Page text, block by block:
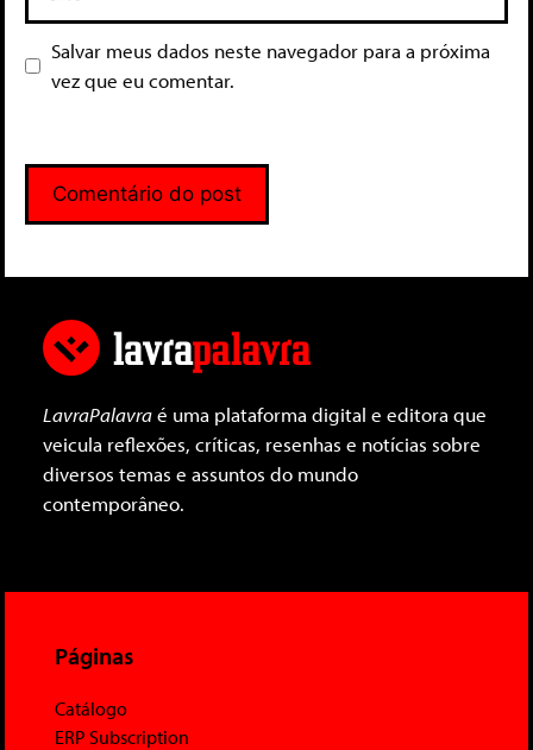
Salvar meus dados neste navegador para a próxima
vez que eu comentar.
LavraPalavraé uma plataforma digital e editora que
veicula reflexões, críticas, resenhas e notícias sobre
diversos temas e assuntos do mundo
contemporâneo.
Páginas
Catálogo
ERP Subscription